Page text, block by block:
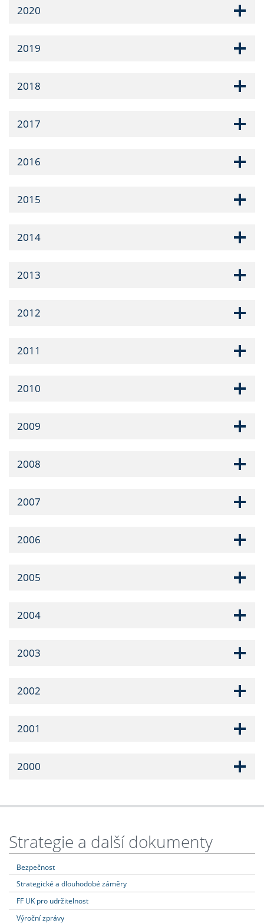
2020
2019
2018
2017
2016
2015
2014
2013
2012
2011
2010
2009
2008
2007
2006
2005
2004
2003
2002
2001
2000
Strategie a další dokumenty
Bezpečnost
Strategické a dlouhodobé záměry
FF UK pro udržitelnost
Výroční zprávy